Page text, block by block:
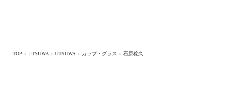
TOP > UTSUWA > UTSUWA > カップ・グラス > 石原稔久